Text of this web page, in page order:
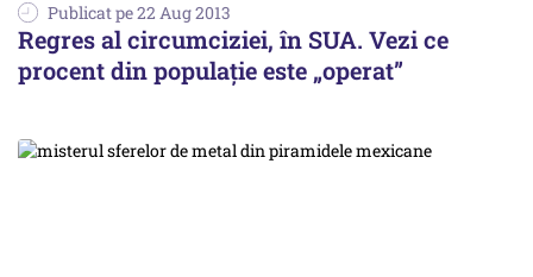
Publicat pe 22 Aug 2013
Regres al circumciziei, în SUA. Vezi ce
procent din populație este „operat”